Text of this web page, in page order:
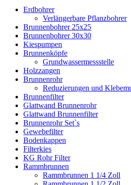
Erdbohrer
Verlängerbare Pflanzbohrer
Brunnenbohrer 25x25
Brunnenbohrer 30x30
Kiespumpen
Brunnenköpfe
Grundwassermessstelle
Holzzangen
Brunnenrohr
Reduzierungen und
Brunnenfilter
Glattwand Brunnenrohr
Glattwand Brunnenfilter
Brunnenrohr Set`s
Gewebefilter
Bodenkappen
Filterkies
KG Rohr Filter
Rammbrunnen
Rammbrunnen 1 1/4 Zoll